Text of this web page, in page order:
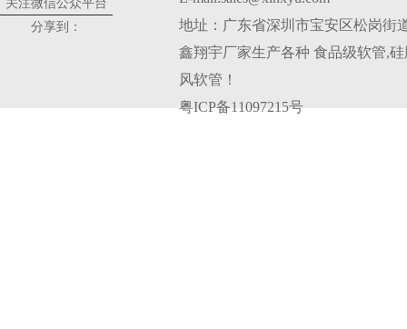
关注微信公众平台
分享到：
地址：广东省深圳市宝安区松岗街
鑫翔宇厂家生产各种 食品级软管,
风软管 ！
粤ICP备11097215号